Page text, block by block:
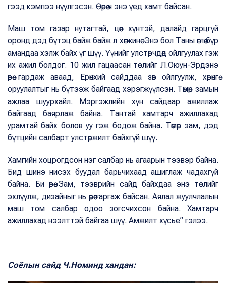
гээд кэмпээ нүүлгэсэн. Өөрөө ч энэ үед хамт байсан.
Маш том газар нутагтай, цөөн хүнтэй, далайд гарцгүй
оронд дэд бүтэц байж байж л хөгжинө. Энэ бол Таны өглөө бүр
амандаа хэлж байх үг шүү. Үүнийг улстөрчдөд ойлгуулах гэж
их ажил болдог. 10 жил гацаасан төслийг Л.Оюун-Эрдэнэ
өөрөө гардаж аваад, Ерөнхий сайддаа зөв ойлгуулж, хөрөнгө
оруулалтыг нь бүтээж байгаад хэрэгжүүлсэн. Төмөр замын
ажлаа шуурхайл. Мэргэжлийн хүн сайдаар ажиллаж
байгаад баярлаж байна. Тантай хамтарч ажиллахад
урамтай байх болов уу гэж бодож байна. Төмөр зам, дэд
бүтцийн салбарт улстөржилт байхгүй шүү.
Хамгийн хоцрогдсон нэг салбар нь агаарын тээвэр байна.
Бид шинэ нисэх буудал барьчихаад ашиглаж чадахгүй
байна. Би өөрөө Зам, тээврийн сайд байхдаа энэ төслийг
эхлүүлж, дизайныг нь өөрөө гаргаж байсан. Аялал жуулчлалын
маш том салбар одоо зогсчихсон байна. Хамтарч
ажиллахад нээлттэй байгаа шүү. Амжилт хүсье” гэлээ.
Соёлын сайд Ч.Номинд хандан: